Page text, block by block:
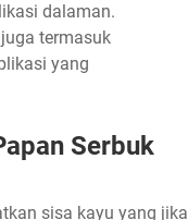
dalaman.
termasuk
yang
Serbuk
sisa kayu yang jika